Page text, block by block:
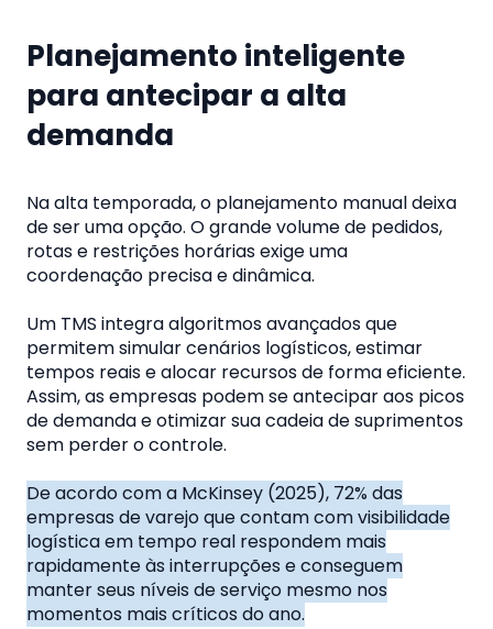
Planejamento inteligente
para antecipar a alta
demanda
Na alta temporada, o planejamento manual deixa
de ser uma opção. O grande volume de pedidos,
rotas e restrições horárias exige uma
coordenação precisa e dinâmica.
Um TMS integra algoritmos avançados que
permitem simular cenários logísticos, estimar
tempos reais e alocar recursos de forma eficiente.
Assim, as empresas podem se antecipar aos picos
de demanda e otimizar sua cadeia de suprimentos
sem perder o controle.
De acordo com a McKinsey (2025), 72% das
empresas de varejo que contam com visibilidade
logística em tempo real respondem mais
rapidamente às interrupções e conseguem
manter seus níveis de serviço mesmo nos
momentos mais críticos do ano.